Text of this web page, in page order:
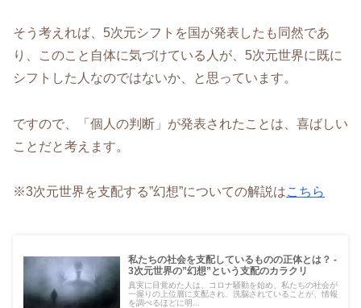
そう考えれば、5次元シフトを国が発表したも同然であ
り、このこと自体に気づけている人が、5次元世界に既に
シフトした人なのではないか、と思っています。
ですので、「個人の判断」が発表されたことは、喜ばしい
ことだと考えます。
※3次元世界を支配する”幻想”についての解説はこちら
私たちの社会を支配しているものの正体とは？ -
3次元世界の”幻想”という支配のカラクリ
真実に目覚めた人は、コロナ騒動を始め、私たちの社会が
一握りの上位層に支配され、洗脳されていることが、情報
を調べるほどに明...